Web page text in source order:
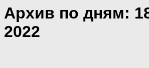
Архив по дням:
2022